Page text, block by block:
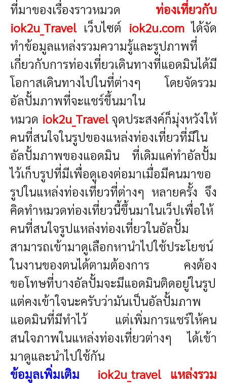
ที่มาของเรื่องราวหมวด ท่องเที่ยวกับ
iok2u_Travelเว็บไซต์ iok2u.com ได้จัด
ทำข้อมูลแหล่งรวมความรู้และรูปภาพที่
เกี่ยวกับการท่องเที่ยวเดินทางที่แอดมินได้มี
โอกาสเดินทางไปในที่ต่างๆ โดยจัดรวม
อัลปั้มภาพที่จะแชร์ขึ้นมาใน
หมวด iok2u_Travelจุดประสงค์ก็มุ่งหวังให้
คนที่สนใจในรูปของแหล่งท่องเที่ยวที่มีใน
อัลปั้มภาพของแอดมิน ที่เดิมแค่ทำอัลปั้ม
ไว้เก็บรูปที่มีเพื่อดูเองต่อมาเมื่อมีคนมาขอ
รูปในแหล่งท่องเที่ยวที่ต่างๆ หลายครั้ง จึง
คิดทำหมวดท่องเที่ยวนี้ขึ้นมาในเว็ปเพื่อให้
คนที่สนใจรูปแหล่งท่องเที่ยวในอัลปั้ม
สามารถเข้ามาดูเลือกหานำไปใช้ประโยชน์
ในงานของตนได้ตามต้องการ คงต้อง
ขอโทษที่บางอัลปั้มจะมีแอดมินติดอยู่ในรูป
แต่คงเข้าใจนะครับว่ามันเป็นอัลปั้มภาพ
แอดมินที่มีทำไว้ แต่เพิ่มการแชร์ให้คน
สนใจภาพในแหล่งท่องเที่ยวต่างๆ ได้เข้า
มาดูและนำไปใช้กัน
ข้อมูลเพิ่มเติม
iok2u_travel แหล่งรวม